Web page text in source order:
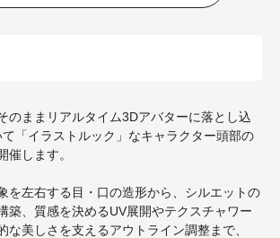
のままリアルタイム3Dアバターに落とし込
「イラストルック」なキャラクター頭部の
催します。
を左右する目・口の造形から、シルエットの
築、質感を決めるUV展開やテクスチャワー
な美しさを支えるアウトライン調整まで、